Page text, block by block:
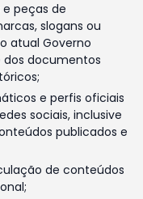
peças de
slogans ou
atual Governo
dos documentos
e perfis oficiais
sociais, inclusive
publicados e
de conteúdos